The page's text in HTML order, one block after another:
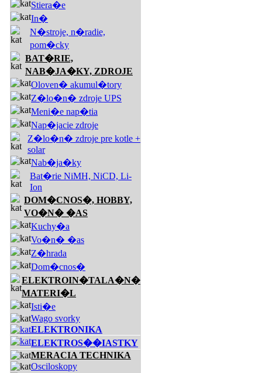
Stiera�e
In�
N�stroje, n�radie,
pom�cky
BAT�RIE,
NAB�JA�KY, ZDROJE
Oloven� akumul�tory
Z�lo�n� zdroje UPS
Meni�e nap�tia
Nap�jacie zdroje
Z�lo�n� zdroje pre kotle +
solar
Nab�ja�ky
Bat�rie NiMH, NiCD, Li-
Ion
DOM�CNOS�, HOBBY,
VO�N� �AS
Kuchy�a
Vo�n� �as
Z�hrada
Dom�cnos�
ELEKTROIN�TALA�N�
MATERI�L
Isti�e
Wago svorky
ELEKTRONIKA
ELEKTROS��IASTKY
MERACIA TECHNIKA
Osciloskopy